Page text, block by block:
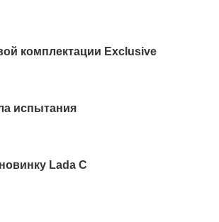
комплектации Exclusive
испытания
Lada C